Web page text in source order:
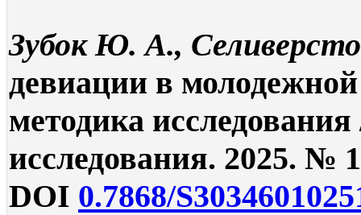
Зубок Ю. А.,
девиации в
методика
исследования. 2025. №
DOI 0.7868/